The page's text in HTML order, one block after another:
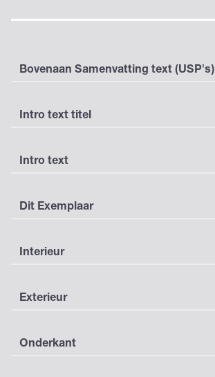
Bovenaan Samenvatting text (USP's)
Intro text titel
Intro text
Dit Exemplaar
Interieur
Exterieur
Onderkant